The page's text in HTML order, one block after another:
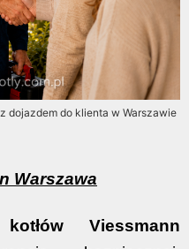
dojazdem do klienta w Warszawie
Warszawa
Viessmann